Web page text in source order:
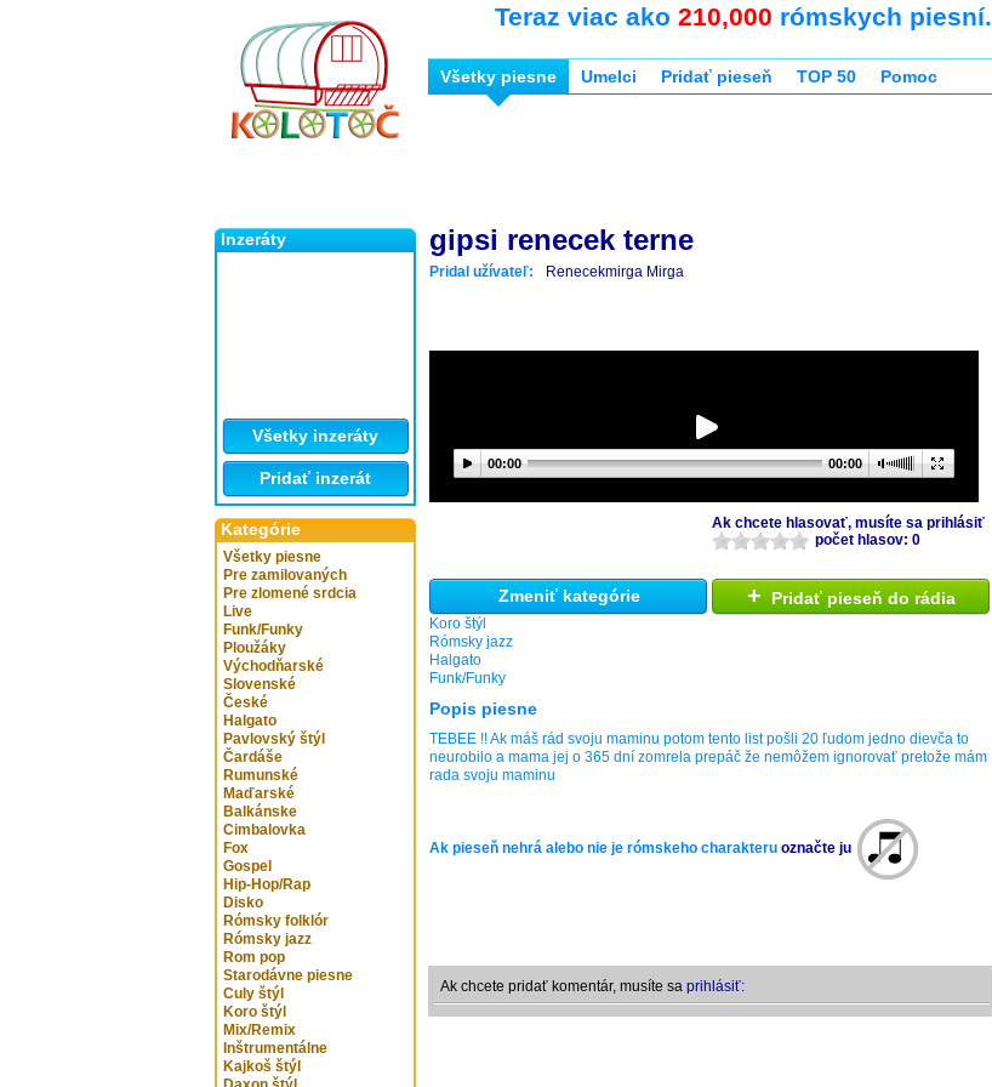
Inzeráty
Všetky inzeráty
Pridať inzerát
Kategórie
Všetky piesne
Pre zamilovaných
Pre zlomené srdcia
Live
Funk/Funky
Ploužáky
Východňarské
Slovenské
České
Halgato
Pavlovský štýl
Čardáše
Rumunské
Maďarské
Balkánske
Cimbalovka
Fox
Gospel
Hip-Hop/Rap
Disko
Rómsky folklór
Rómsky jazz
Rom pop
Starodávne piesne
Culy štýl
Koro štýl
Mix/Remix
Inštrumentálne
Kajkoš štýl
Teraz viac ako 210,000 rómskych piesní.
Všetky piesne Umelci Pridať pieseň TOP 50 Pomoc
gipsi renecek terne
Pridal užívateľ: Renecekmirga Mirga
00:00 00:00
Ak chcete hlasovať, musíte sa prihlásiť
počet hlasov: 0
Zmeniť kategórie
Koro štýl
Rómsky jazz
Halgato
Funk/Funky
+ Pridať pieseň do rádia
Popis piesne
TEBEE !! Ak máš rád svoju maminu potom tento list pošli 20 ľudom jedno dievča to
neurobilo a mama jej o 365 dní zomrela prepáč že nemôžem ignorovať pretože mám
rada svoju maminu
Ak pieseň nehrá alebo nie je rómskeho charakteru označte ju
Ak chcete pridať komentár, musíte sa prihlásiť: